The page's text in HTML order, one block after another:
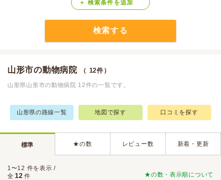
Calooペットとは？ 検索条件 を追加
検索する
山形市の動物病院 （ 12件）
山形県山形市の動物病院 12件の一覧です。
山形県の路線一覧 地図で探す 口コミを探す
標準 ★の数 レビュー数 新着・更新
★の数・表示順について
1〜12 件を表示 /
全 12 件